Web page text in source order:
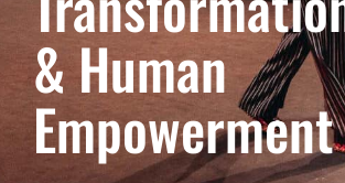
& Human
Empowerment